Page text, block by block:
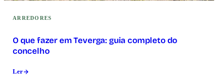
ARREDORES
O que fazer em Teverga: guia completo do
concelho
Ler